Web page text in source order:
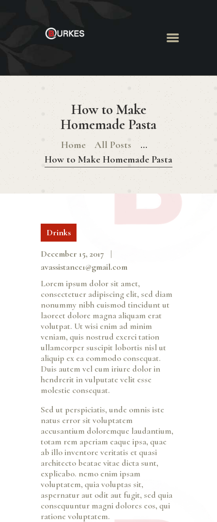
How to Make
Homemade Pasta
Home All Posts
...
How to Make Homemade Pasta
HOME
BOOK ROOM
CONTACT US
Drinks
December 15, 2017
avassistance1@gmail.com
Lorem ipsum dolor sit amet,
consectetuer adipiscing elit, sed diam
nonummy nibh euismod tincidunt ut
laoreet dolore magna aliquam erat
volutpat. Ut wisi enim ad minim
veniam, quis nostrud exerci tation
ullamcorper suscipit lobortis nisl ut
aliquip ex ea commodo consequat.
Duis autem vel eum iriure dolor in
hendrerit in vulputate velit esse
molestie consequat.
Sed ut perspiciatis, unde omnis iste
natus error sit voluptatem
accusantium doloremque laudantium,
totam rem aperiam eaque ipsa, quae
ab illo inventore veritatis et quasi
architecto beatae vitae dicta sunt,
explicabo. nemo enim ipsam
voluptatem, quia voluptas sit,
aspernatur aut odit aut fugit, sed quia
consequuntur magni dolores eos, qui
ratione voluptatem.